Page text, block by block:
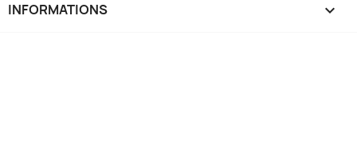
INFORMATIONS keyboard_arrow_down